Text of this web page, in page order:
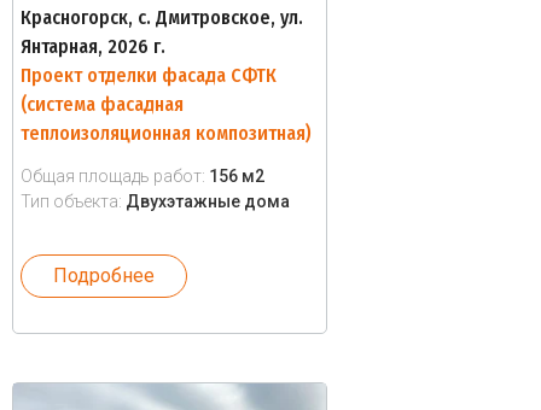
Красногорск, с. Дмитровское, ул.
Янтарная, 2026 г.
Проект отделки фасада СФТК
(система фасадная
теплоизоляционная композитная)
Общая площадь работ: 156 м2
Тип объекта: Двухэтажные дома
Подробнее